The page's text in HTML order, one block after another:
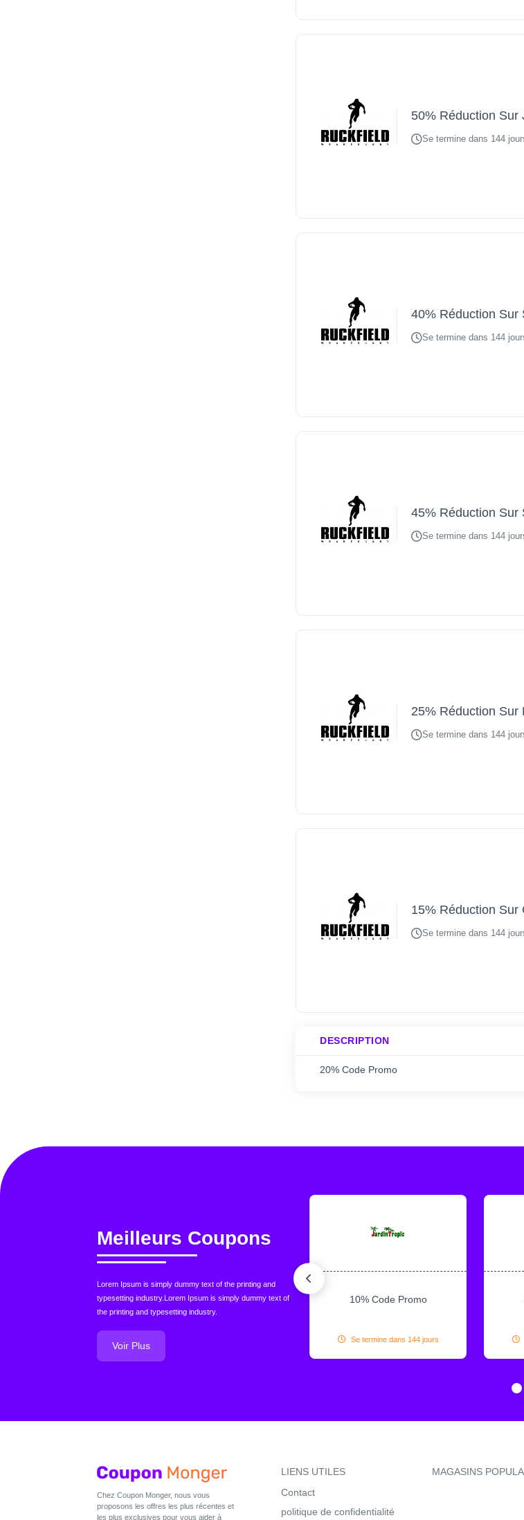
50% Réduction Sur
Se termine dans 144
40% Réduction Sur
Se termine dans 144
45% Réduction Sur
Se termine dans 144
25% Réduction Sur
Se termine dans 144
15% Réduction Sur
Se termine dans 144
DESCRIPTION
20% Code Promo
Meilleurs Coupons
Lorem Ipsum is simply dummy text of the printing and
typesetting industry.Lorem Ipsum is simply dummy text of
the printing and typesetting industry.
Voir Plus
10% Code Promo
Se termine dans 144 jours
Chez Coupon Monger, nous vous
proposons les offres les plus récentes et
les plus exclusives pour vous aider à
LIENS UTILES
Contact
politique de confidentialité
MAGASINS